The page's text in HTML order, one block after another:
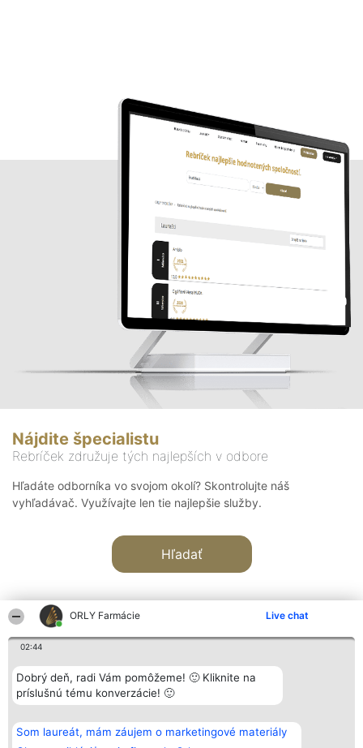
ORLY Farmácie Live chat
02:44
Dobrý deň, radi Vám pomôžeme! 🙂 Kliknite na
príslušnú tému konverzácie! 🙂
Som laureát, mám záujem o marketingové materiály
Nájdite špecialistu
Rebríček združuje tých najlepších v odbore
Hľadáte odborníka vo svojom okolí? Skontrolujte náš
vyhľadávač. Využívajte len tie najlepšie služby.
Hľadať
Organizátor hodnotenia
Bright Side Solutions sp. z o.
o. sp. k.
Wrocław 50-079
KRS 0000749100 | Regon
381313360 | NIP 8943132676
Hodnotenie
Laureáti
Lista
Laureatów
Podmienky
Obchodné
Kontakt
Kontakt